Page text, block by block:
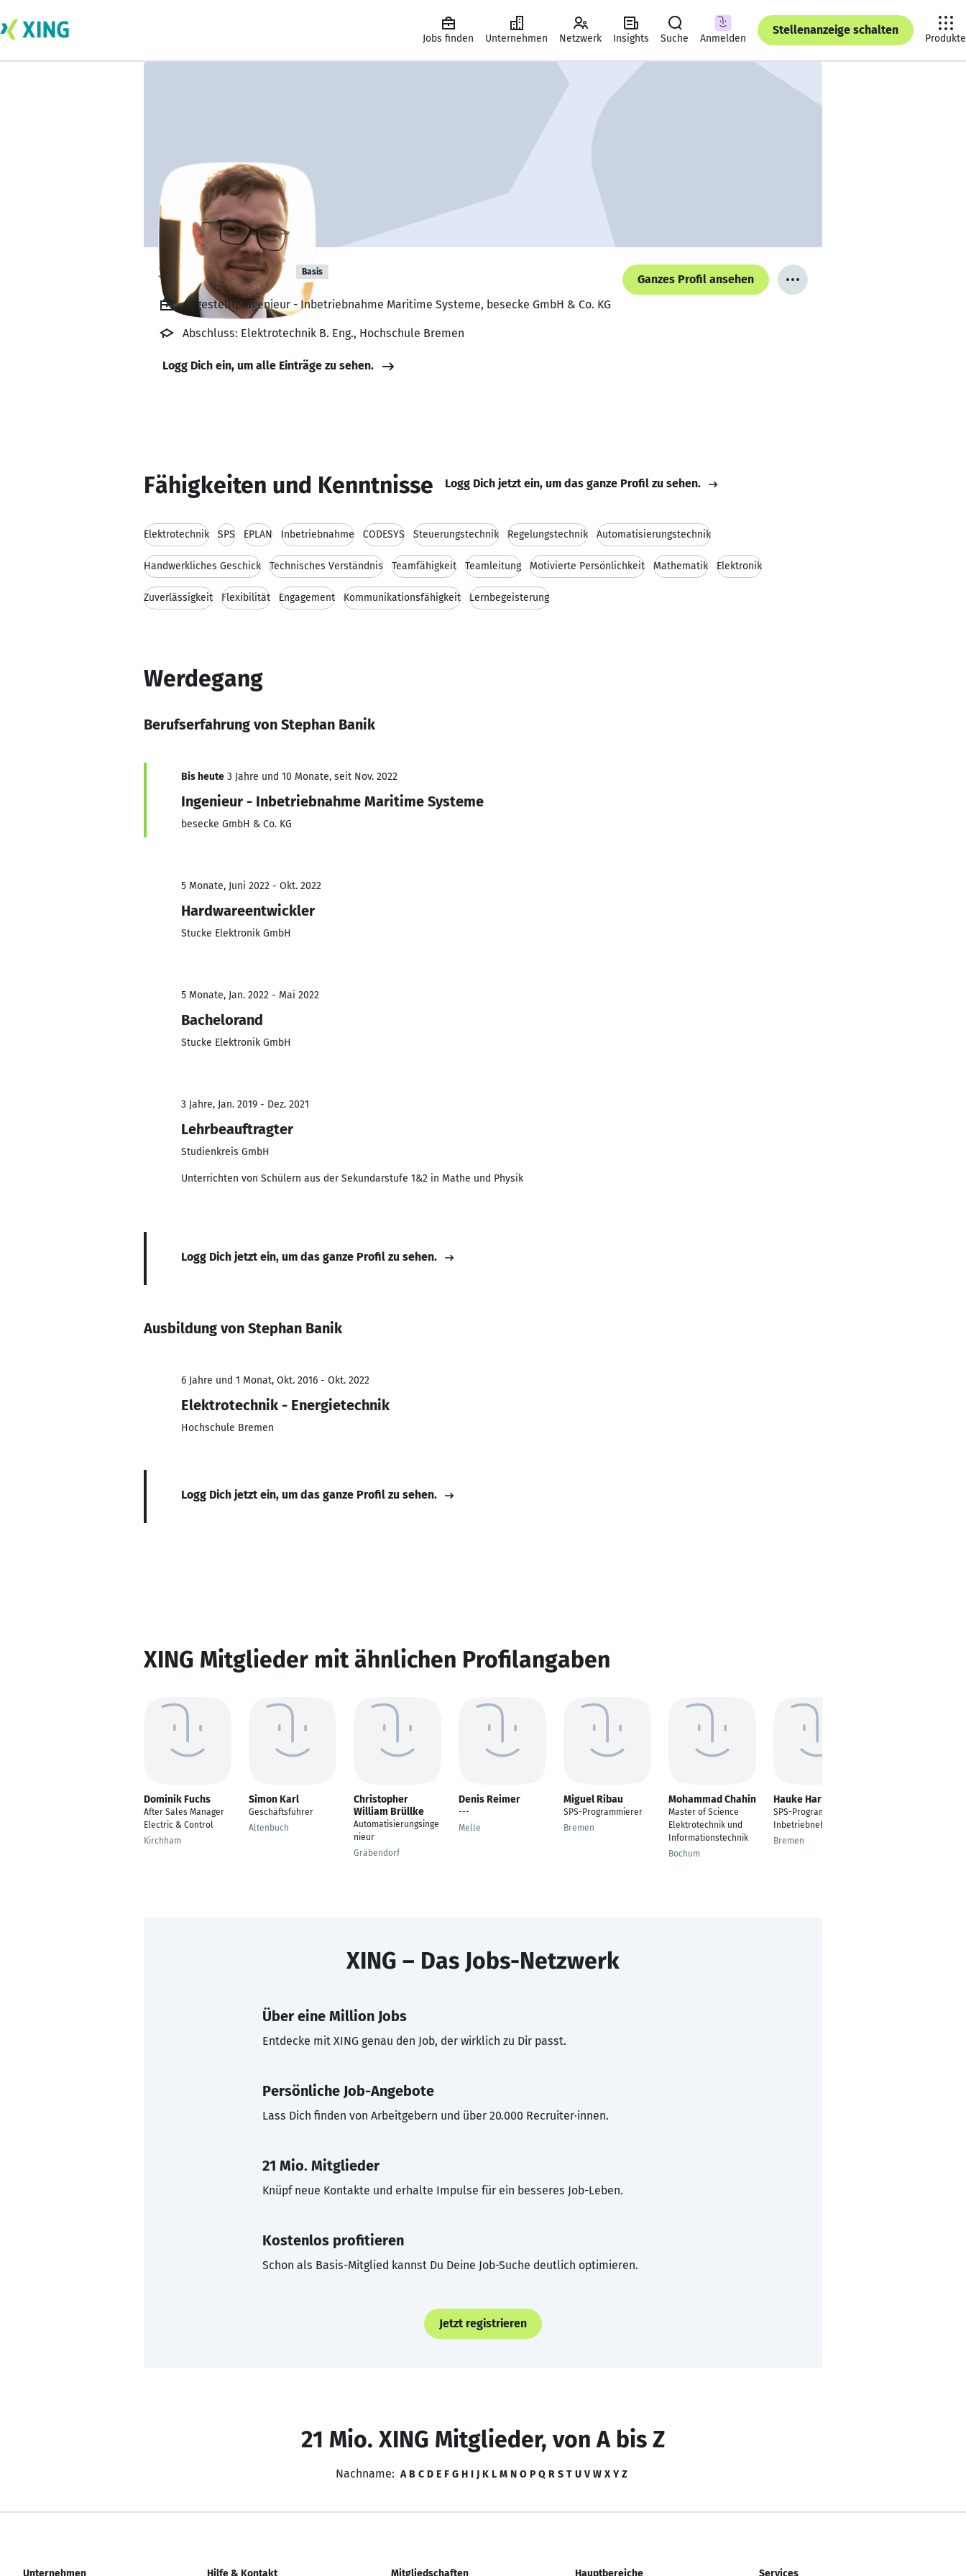
Jobs finden Unternehmen Netzwerk Insights Suche Anmelden
Stellenanzeige schalten
Produkte
Stephan Banik Basis
Ganzes Profil ansehen
Angestellt, Ingenieur - Inbetriebnahme Maritime Systeme, besecke GmbH & Co. KG
Abschluss: Elektrotechnik B. Eng., Hochschule Bremen
Logg Dich ein, um alle Einträge zu sehen.
Fähigkeiten und Kenntnisse Logg Dich jetzt ein, um das ganze Profil zu sehen.
Elektrotechnik SPS EPLAN Inbetriebnahme CODESYS Steuerungstechnik Regelungstechnik Automatisierungstechnik
Handwerkliches Geschick Technisches Verständnis Teamfähigkeit Teamleitung Motivierte Persönlichkeit Mathematik Elektronik
Zuverlässigkeit Flexibilität Engagement Kommunikationsfähigkeit Lernbegeisterung
Werdegang
Berufserfahrung von Stephan Banik
Bis heute 3 Jahre und 10 Monate, seit Nov. 2022
Ingenieur - Inbetriebnahme Maritime Systeme
besecke GmbH & Co. KG
5 Monate, Juni 2022 - Okt. 2022
Hardwareentwickler
Stucke Elektronik GmbH
5 Monate, Jan. 2022 - Mai 2022
Bachelorand
Stucke Elektronik GmbH
3 Jahre, Jan. 2019 - Dez. 2021
Lehrbeauftragter
Studienkreis GmbH
Unterrichten von Schülern aus der Sekundarstufe 1&2 in Mathe und Physik
Logg Dich jetzt ein, um das ganze Profil zu sehen.
Ausbildung von Stephan Banik
6 Jahre und 1 Monat, Okt. 2016 - Okt. 2022
Elektrotechnik - Energietechnik
Hochschule Bremen
Logg Dich jetzt ein, um das ganze Profil zu sehen.
XING Mitglieder mit ähnlichen Profilangaben
Dominik Fuchs
After Sales Manager
Electric & Control
Kirchham
Simon Karl
Geschäftsführer
Altenbuch
Christopher
William Brüllke
Automatisierungsinge
nieur
Gräbendorf
Denis Reimer
---
Melle
Miguel Ribau
SPS-Programmierer
Bremen
Mohammad Chahin
Master of Science
Elektrotechnik und
Informationstechnik
Bochum
Hauke Harrje
SPS-Programmierer /
Inbetriebnehmer
Bremen
XING – Das Jobs-Netzwerk
Über eine Million Jobs
Entdecke mit XING genau den Job, der wirklich zu Dir passt.
Persönliche Job-Angebote
Lass Dich finden von Arbeitgebern und über 20.000 Recruiter·innen.
21 Mio. Mitglieder
Knüpf neue Kontakte und erhalte Impulse für ein besseres Job-Leben.
Kostenlos profitieren
Schon als Basis-Mitglied kannst Du Deine Job-Suche deutlich optimieren.
Jetzt registrieren
21 Mio. XING Mitglieder, von A bis Z
Nachname: A B C D E F G H I J K L M N O P Q R S T U V W X Y Z
Unternehmen Hilfe & Kontakt Mitgliedschaften Hauptbereiche Services